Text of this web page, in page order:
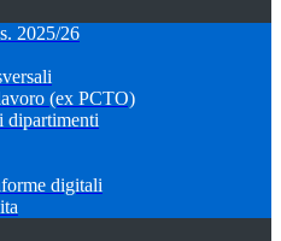
2025/26
(ex PCTO)
dipartimenti
digitali